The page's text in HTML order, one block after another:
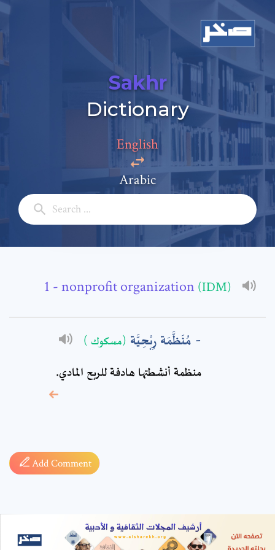
Sakhr
Dictionary
English
Arabic
- nonprofit organization (IDM)
مُنَظَّمَة رِبْحِيَّة (مسكوك )
منظمة أنشطتها هادفة للربح المادي.
Add Comment
Add a comment
Full Name: *
Subject: *
required fields